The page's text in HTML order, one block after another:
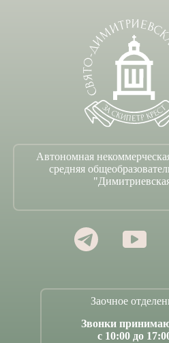
Автономная
средняя
Заочное
Звонки
с 10:00 до